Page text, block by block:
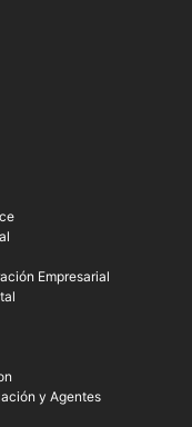
Empresarial
y Agentes